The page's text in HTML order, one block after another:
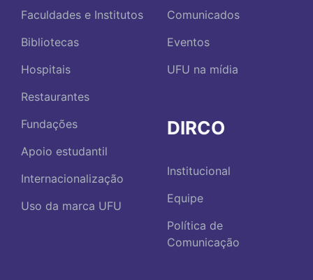
Faculdades e Institutos
Bibliotecas
Hospitais
Restaurantes
Fundações
Apoio estudantil
Internacionalização
Uso da marca UFU
Comunicados
Eventos
UFU na mídia
DIRCO
Institucional
Equipe
Política de
Comunicação